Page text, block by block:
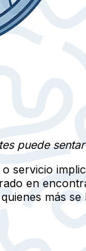
puede
servicio
en
más